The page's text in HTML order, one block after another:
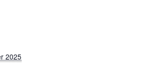
2025